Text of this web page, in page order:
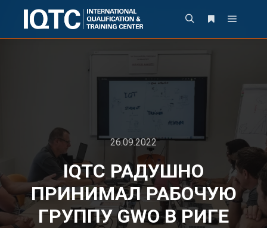
26.09.2022
IQTC РАДУШНО
ПРИНИМАЛ РАБОЧУЮ
ГРУППУ GWO В РИГЕ